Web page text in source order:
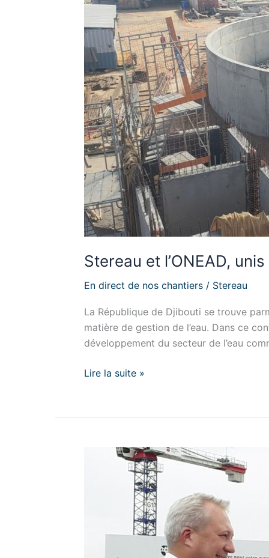
Stereau et l’ONEAD,
En direct de nos chantiers / Stereau
La République de Djibouti se trouve
matière de gestion de l’eau. Dans ce
développement du secteur de l’eau
pour
lutter
les
effets
du
changement
climatique
Lire la suite »
Première
méthanisation